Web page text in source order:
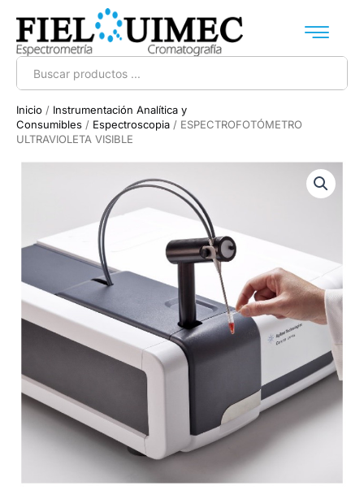
contenido
Search
Inicio / Instrumentación Analítica y
Consumibles / Espectroscopia / ESPECTROFOTÓMETRO
ULTRAVIOLETA VISIBLE